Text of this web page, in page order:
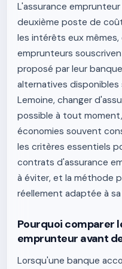
L'assurance
deuxième poste de
les intérêts eux
emprunteurs
proposé par leur
alternatives disponibles
Lemoine, changer
possible à tout
économies souvent
les critères essentiels
contrats d'assurance
à éviter, et la méthode
réellement adaptée à
Pourquoi comparer
emprunteur avant
Lorsqu'une banque